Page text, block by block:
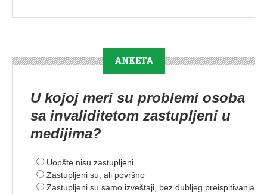
ANKETA
U kojoj meri su problemi osoba
sa invaliditetom zastupljeni u
medijima?
Uopšte nisu zastupljeni
Zastupljeni su, ali površno
Zastupljeni su samo izveštaji, bez dubljeg preispitivanja